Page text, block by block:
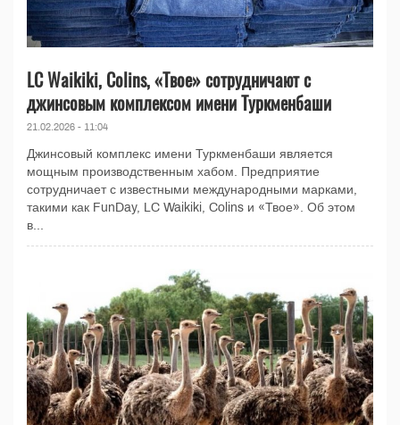
LC Waikiki, Colins, «Tвое» сотрудничают с
джинсовым комплексом имени Туркменбаши
21.02.2026 - 11:04
Джинсовый комплекс имени Туркменбаши является
мощным производственным хабом. Предприятие
сотрудничает с известными международными марками,
такими как FunDay, LC Waikiki, Colins и «Твое». Об этом
в...